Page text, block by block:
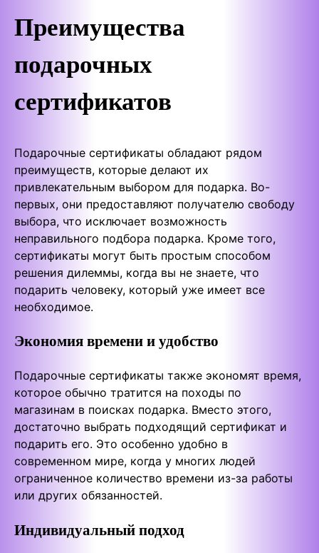
Преимущества
подарочных
сертификатов
Подарочные сертификаты обладают рядом
преимуществ, которые делают их
привлекательным выбором для подарка. Во-
первых, они предоставляют получателю свободу
выбора, что исключает возможность
неправильного подбора подарка. Кроме того,
сертификаты могут быть простым способом
решения дилеммы, когда вы не знаете, что
подарить человеку, который уже имеет все
необходимое.
Экономия времени и удобство
Подарочные сертификаты также экономят время,
которое обычно тратится на походы по
магазинам в поисках подарка. Вместо этого,
достаточно выбрать подходящий сертификат и
подарить его. Это особенно удобно в
современном мире, когда у многих людей
ограниченное количество времени из-за работы
или других обязанностей.
Индивидуальный подход